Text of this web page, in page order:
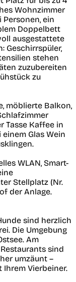
Wohnzimmer
ein
Doppelbett
ausgestattete
Geschirrspüler,
stehen
zuzubereiten
zu
möblierte Balkon,
Tasse Kaffee in
Glas Wein
WLAN, Smart-
Stellplatz (Nr.
der Anlage.
sind herzlich
Die Umgebung
Am
sind
umzäunt –
Vierbeiner.